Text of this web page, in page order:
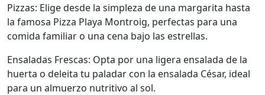
Pizzas: Elige desde la simpleza de una margarita hasta
la famosa Pizza Playa Montroig, perfectas para una
comida familiar o una cena bajo las estrellas.
Ensaladas Frescas: Opta por una ligera ensalada de la
huerta o deleita tu paladar con la ensalada César, ideal
para un almuerzo nutritivo al sol.